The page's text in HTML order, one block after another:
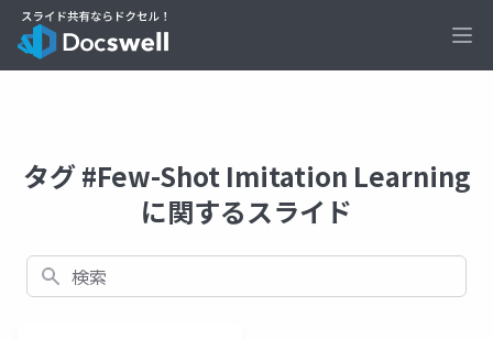
タグ #Few-Shot Imitation Learning
に関するスライド
検索